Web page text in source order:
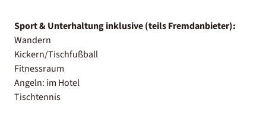
Sport & Unterhaltung inklusive (teils Fremdanbieter):
Wandern
Kickern/Tischfußball
Fitnessraum
Angeln: im Hotel
Tischtennis